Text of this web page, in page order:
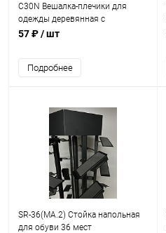
C30N Вешалка-плечики для
одежды деревянная с
перекладиной (светлое дерево)
57 ₽/ шт
Подробнее
SR-36(MA.2) Стойка напольная
для обуви 36 мест